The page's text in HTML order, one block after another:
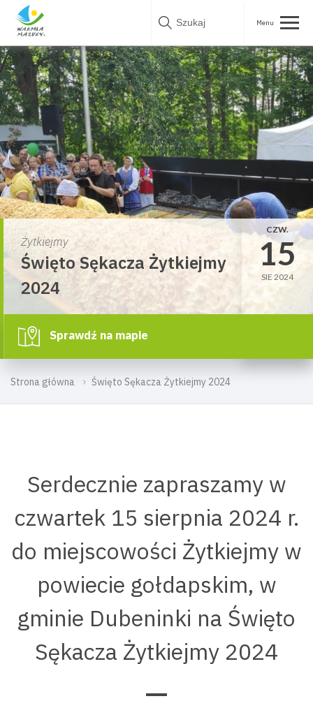
Skip
Strona główna Święto Sękacza Żytkiejmy 2024
Żytkiejmy
Święto Sękacza Żytkiejmy
2024
CZW.
15
SIE 2024
Sprawdź na mapie
Serdecznie zapraszamy w
czwartek 15 sierpnia 2024 r.
do miejscowości Żytkiejmy w
powiecie gołdapskim, w
gminie Dubeninki na Święto
Sękacza Żytkiejmy 2024